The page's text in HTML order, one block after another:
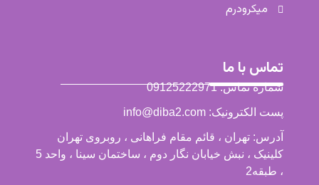
میکرودرم
تماس با ما
شماره تماس: 09125222971
پست الکترونیک: info@diba2.com
آدرس: تهران ، قائم مقام فراهانی ، روبروی تهران
کلینیک ، نبش خیابان نگار دوم ، ساختمان سینا ، واحد 5
، طبقه2